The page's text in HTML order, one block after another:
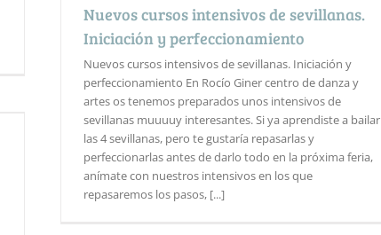
Nuevos cursos intensivos de sevillanas.
Iniciación y perfeccionamiento
Nuevos cursos intensivos de sevillanas. Iniciación y
perfeccionamiento En Rocío Giner centro de danza y
artes os tenemos preparados unos intensivos de
sevillanas muuuuy interesantes. Si ya aprendiste a bailar
las 4 sevillanas, pero te gustaría repasarlas y
perfeccionarlas antes de darlo todo en la próxima feria,
anímate con nuestros intensivos en los que
repasaremos los pasos, [...]